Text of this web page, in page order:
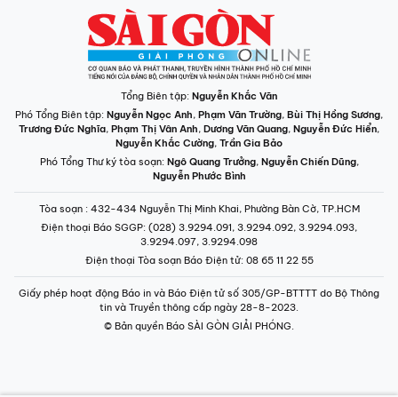
Tổng Biên tập: Nguyễn Khắc Văn
Phó Tổng Biên tập: Nguyễn Ngọc Anh, Phạm Văn Trường, Bùi Thị Hồng Sương,
Trương Đức Nghĩa, Phạm Thị Vân Anh, Dương Văn Quang, Nguyễn Đức Hiển,
Nguyễn Khắc Cường, Trần Gia Bảo
Phó Tổng Thư ký tòa soạn: Ngô Quang Trưởng, Nguyễn Chiến Dũng,
Nguyễn Phước Bình
Tòa soạn : 432-434 Nguyễn Thị Minh Khai, Phường Bàn Cờ, TP.HCM
Điện thoại Báo SGGP: (028) 3.9294.091, 3.9294.092, 3.9294.093,
3.9294.097, 3.9294.098
Điện thoại Tòa soạn Báo Điện tử: 08 65 11 22 55
Giấy phép hoạt động Báo in và Báo Điện tử số 305/GP-BTTTT do Bộ Thông
tin và Truyền thông cấp ngày 28-8-2023.
© Bản quyền Báo SÀI GÒN GIẢI PHÓNG.